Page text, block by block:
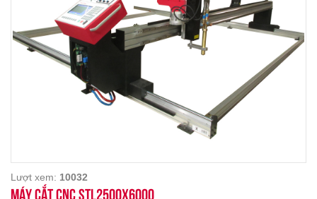
Lượt xem: 10032
MÁY CẮT CNC STL2500x6000